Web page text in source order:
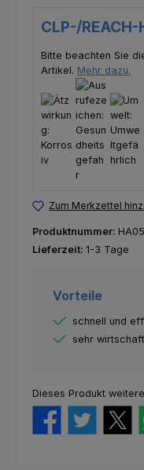
CLP-/
Bitte beachten Sie
Artikel. Mehr dazu.
Zum Merkzettel
Produktnummer:
Lieferzeit: 1-3 Tage
Vorteile
schnell und
sehr
Dieses Produkt